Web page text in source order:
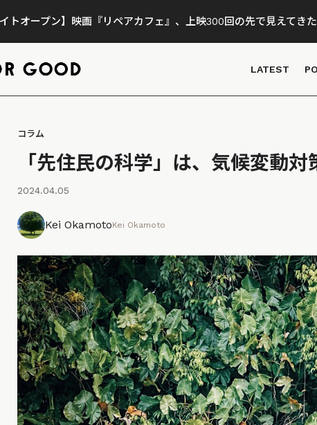
イトオープン】映画『リペアカフェ』、上映300回の先で見えてき
LATEST
コラム
「先住民の科学」は、気候変動
2024.04.05
Kei OkamotoKei Okamoto